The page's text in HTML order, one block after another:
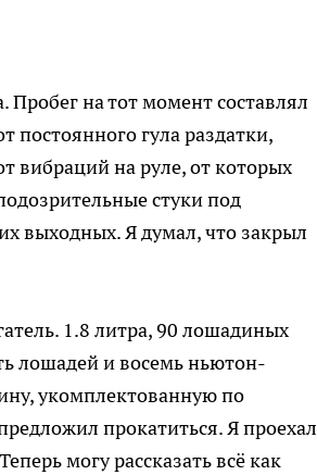
Пробег на тот момент составлял
постоянного гула раздатки,
вибраций на руле, от которых
стуки под
выходных. Я думал, что закрыл
1.8 литра, 90 лошадиных
лошадей и восемь ньютон-
укомплектованную по
прокатиться. Я проехал
могу рассказать всё как